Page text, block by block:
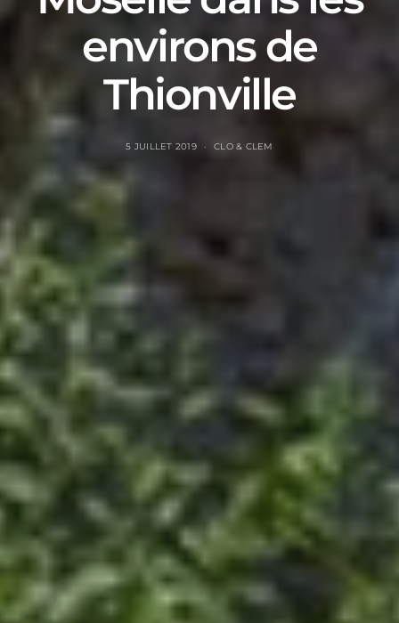
environs de
Thionville
5 JUILLET 2019 CLO & CLEM